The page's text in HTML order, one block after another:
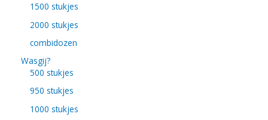
1500 stukjes
2000 stukjes
combidozen
Wasgij?
500 stukjes
950 stukjes
1000 stukjes